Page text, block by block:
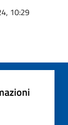
10:29